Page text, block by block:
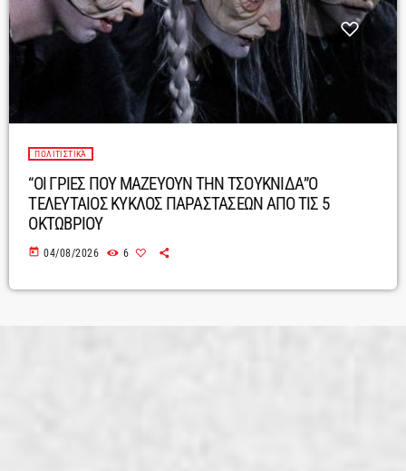
ΠΟΛΙΤΙΣΤΙΚΆ
“ΟΙ ΓΡΙΕΣ ΠΟΥ ΜΑΖΕΥΟΥΝ ΤΗΝ ΤΣΟΥΚΝΙΔΑ”Ο
ΤΕΛΕΥΤΑΙΟΣ ΚΥΚΛΟΣ ΠΑΡΑΣΤΑΣΕΩΝ ΑΠΟ ΤΙΣ 5
ΟΚΤΩΒΡΙΟΥ
today 04/08/2026 6